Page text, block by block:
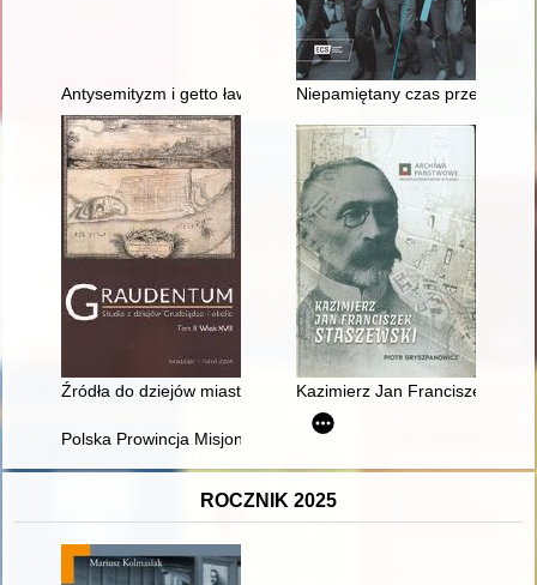
Antysemityzm i getto ławkowe : ciągłość i zmiana tych samych
Niepamiętany czas przełomu
Źródła do dziejów miasta Grudziądza w XVII wieku
Kazimierz Jan Franciszek
Polska Prowincja Misjonarzy Oblatów Maryi Niepokalanej
ROCZNIK 2025